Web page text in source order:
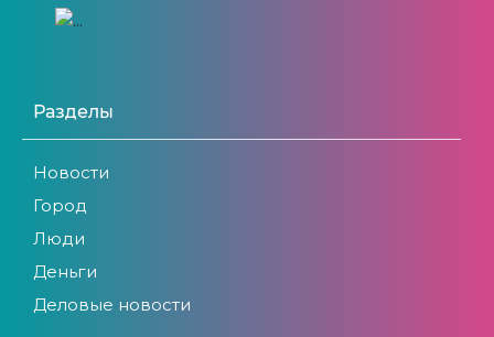
Разделы
Новости
Город
Люди
Деньги
Деловые новости